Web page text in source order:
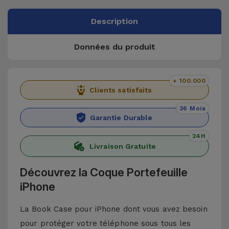
Description
Données du produit
Clients satisfaits
+ 100.000
Garantie Durable
36 Mois
Livraison Gratuite
24H
Découvrez la Coque Portefeuille
iPhone
La Book Case pour iPhone dont vous avez besoin
pour protéger votre téléphone sous tous les